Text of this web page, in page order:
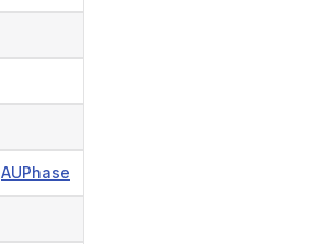
AUPhase